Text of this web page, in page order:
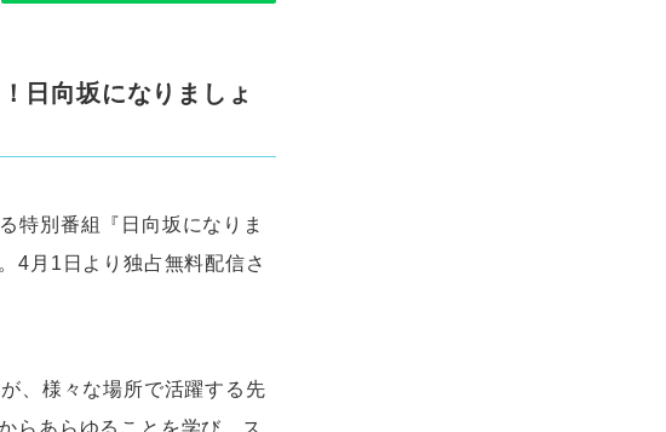
日向坂になりましょ
特別番組『日向坂になりま
4月1日より独占無料配信さ
、様々な場所で活躍する先
らあらゆることを学び、ス